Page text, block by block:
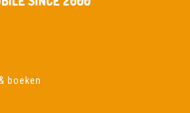
boeken